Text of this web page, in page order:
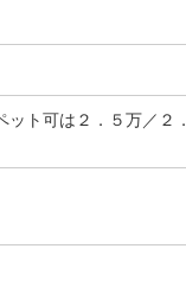
ト可は２．５万／２．